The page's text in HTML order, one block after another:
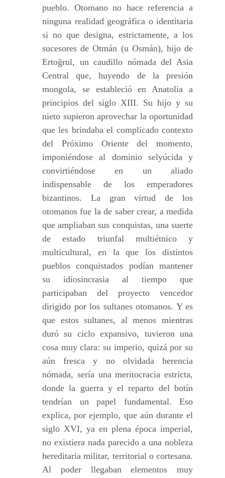
pueblo. Otomano no hace referencia a
ninguna realidad geográfica o identitaria
si no que designa, estrictamente, a los
sucesores de Otmán (u Osmán), hijo de
Ertoğrul, un caudillo nómada del Asia
Central que, huyendo de la presión
mongola, se estableció en Anatolia a
principios del siglo XIII. Su hijo y su
nieto supieron aprovechar la oportunidad
que les brindaba el complicado contexto
del Próximo Oriente del momento,
imponiéndose al dominio selyúcida y
convirtiéndose en un aliado
indispensable de los emperadores
bizantinos. La gran virtud de los
otomanos fue la de saber crear, a medida
que ampliaban sus conquistas, una suerte
de estado triunfal multiétnico y
multicultural, en la que los distintos
pueblos conquistados podían mantener
su idiosincrasia al tiempo que
participaban del proyecto vencedor
dirigido por los sultanes otomanos. Y es
que estos sultanes, al menos mientras
duró su ciclo expansivo, tuvieron una
cosa muy clara: su imperio, quizá por su
aún fresca y no olvidada herencia
nómada, sería una meritocracia estricta,
donde la guerra y el reparto del botín
tendrían un papel fundamental. Eso
explica, por ejemplo, que aún durante el
siglo XVI, ya en plena época imperial,
no existiera nada parecido a una nobleza
hereditaria militar, territorial o cortesana.
Al poder llegaban elementos muy